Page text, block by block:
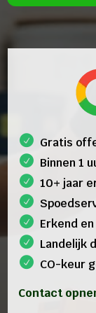
Gratis
Binnen 1
10+ jaar
Erkend
Landelijk
CO-keur
Contact